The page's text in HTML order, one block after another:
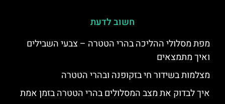
חשוב לדעת
מפת מסלולי ההליכה בהרי הטטרה – צבעי השבילים
ואיך מתמצאים
מצלמות בשידור חי בזקופנה ובהרי הטטרה
איך לבדוק את מצב המסלולים בהרי הטטרה בזמן אמת